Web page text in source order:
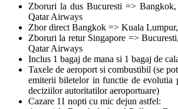
Zboruri la dus Bucuresti =>
Qatar Airways
Zbor direct Bangkok => Kuala
Zboruri la retur Singapore =>
Qatar Airways
Inclus 1 bagaj de mana si 1 bagaj de
Taxele de aeroport si combustibil (se
emiterii biletelor in functie de evolutia
deciziilor autoritatilor aeroportuare)
Cazare 11 nopti cu mic dejun astfel: